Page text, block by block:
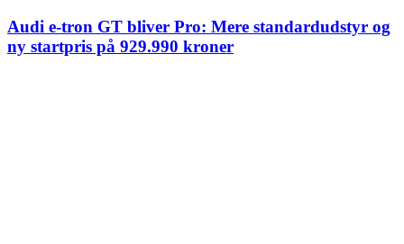
Audi e-tron GT bliver Pro: Mere standardudstyr og
ny startpris på 929.990 kroner